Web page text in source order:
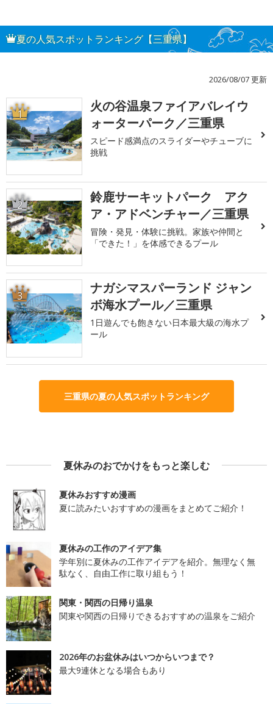
夏の人気スポットランキング【三重県】
2026/08/07 更新
1
火の谷温泉ファイアバレイウ
ォーターパーク／三重県
スピード感満点のスライダーやチューブに
挑戦
2
鈴鹿サーキットパーク アク
ア・アドベンチャー／三重県
冒険・発見・体験に挑戦。家族や仲間と
「できた！」を体感できるプール
3
ナガシマスパーランド ジャン
ボ海水プール／三重県
1日遊んでも飽きない日本最大級の海水プ
ール
三重県の夏の人気スポットランキング
夏休みのおでかけをもっと楽しむ
夏休みおすすめ漫画
夏に読みたいおすすめの漫画をまとめてご紹介！
夏休みの工作のアイデア集
学年別に夏休みの工作アイデアを紹介。無理なく無
駄なく、自由工作に取り組もう！
関東・関西の日帰り温泉
関東や関西の日帰りできるおすすめの温泉をご紹介
2026年のお盆休みはいつからいつまで？
最大9連休となる場合もあり